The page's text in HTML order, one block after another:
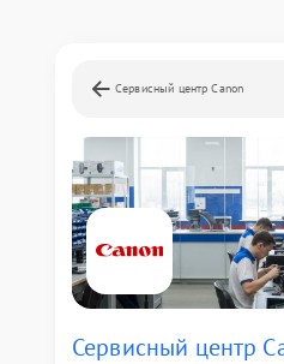
Сервисный центр Canon
Сервисный центр